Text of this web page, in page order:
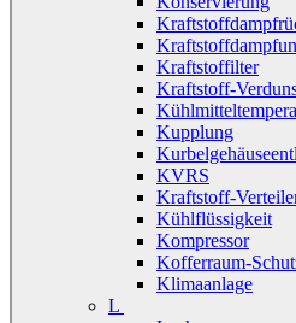
Kraftstoffilter
Kraftstoff-
Kupplung
KVRS
Kraftstoff-
Kühlflüssigkeit
Kompressor
Kofferraum-
Klimaanlage
L